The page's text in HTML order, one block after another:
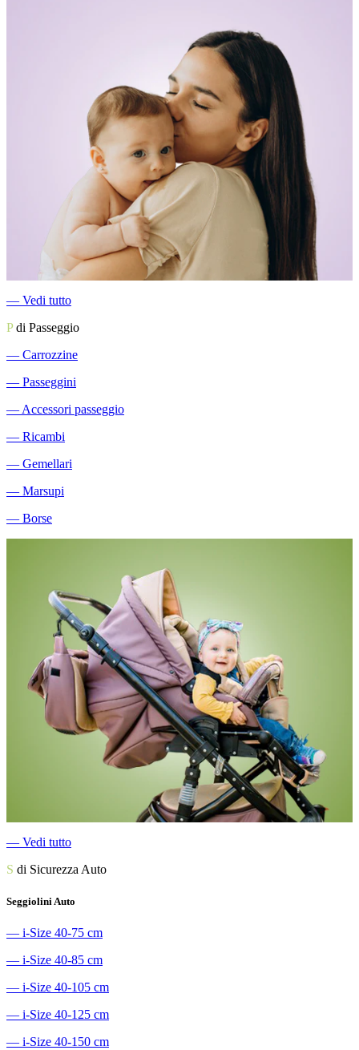
― Vedi tutto
Pdi Passeggio
― Carrozzine
― Passeggini
― Accessori passeggio
― Ricambi
― Gemellari
― Marsupi
― Borse
― Vedi tutto
S di Sicurezza Auto
Seggiolini Auto
― i-Size 40-75 cm
― i-Size 40-85 cm
― i-Size 40-105 cm
― i-Size 40-125 cm
― i-Size 40-150 cm